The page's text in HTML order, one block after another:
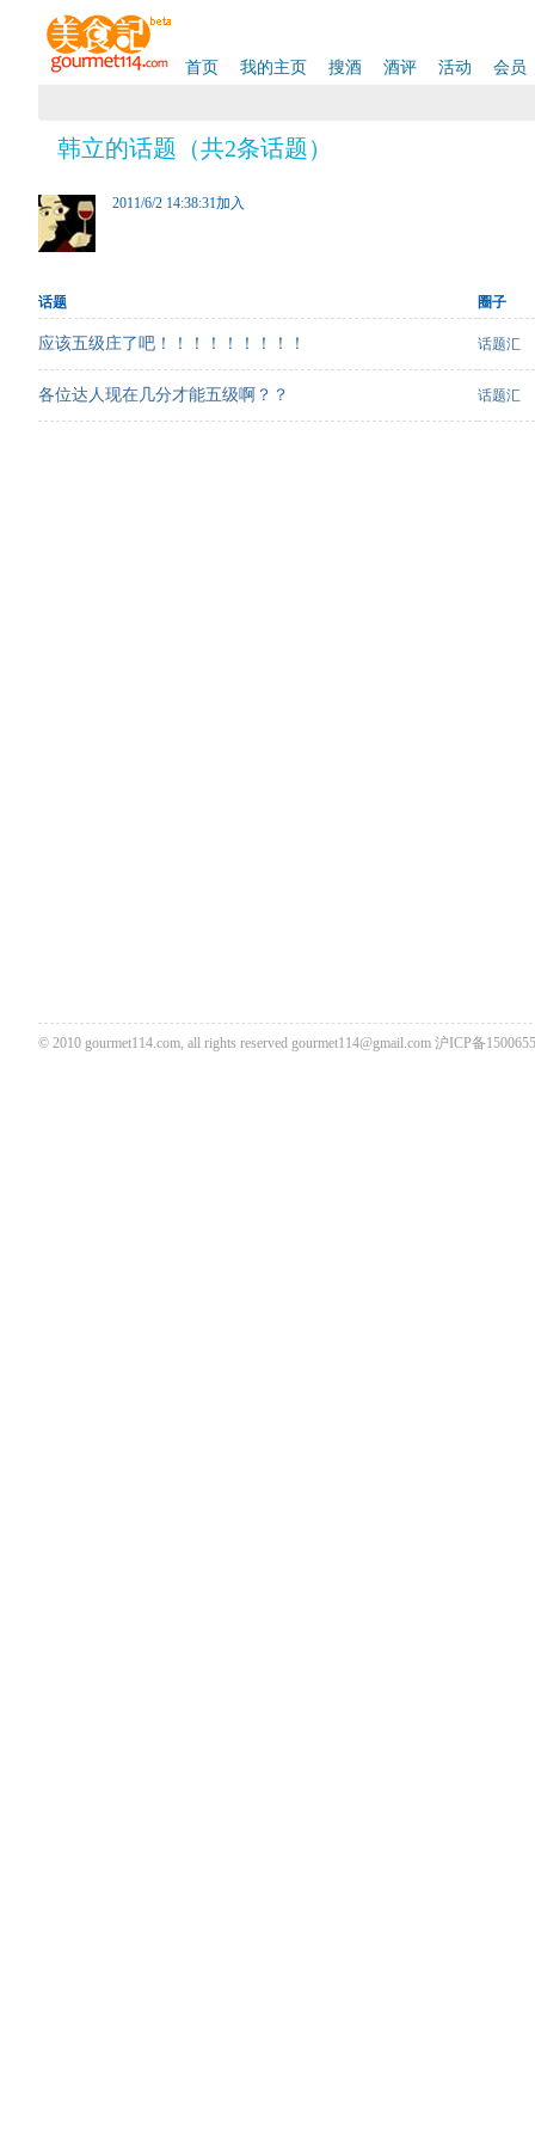
首页 我的主页 搜酒 酒评 活动 会员
韩立的话题（共2条话题）
2011/6/2 14:38:31加入
话题 圈子
应该五级庄了吧！！！！！！！！！ 话题汇
各位达人现在几分才能五级啊？？ 话题汇
© 2010 gourmet114.com, all rights reserved gourmet114@gmail.com 沪ICP备